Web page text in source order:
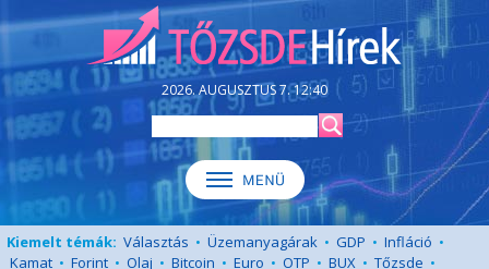
2026. AUGUSZTUS 7. 12:40
Kiemelt témák: Választás • Üzemanyagárak • GDP • Infláció •
Kamat • Forint • Olaj • Bitcoin • Euro • OTP • BUX • Tőzsde •